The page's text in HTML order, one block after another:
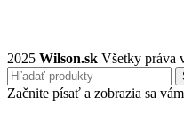
2025 Wilson.sk Všetky práva
Začnite písať a zobrazia sa